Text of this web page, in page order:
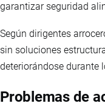
garantizar seguridad
Según dirigentes
sin soluciones
deteriorándose durante
Problemas de